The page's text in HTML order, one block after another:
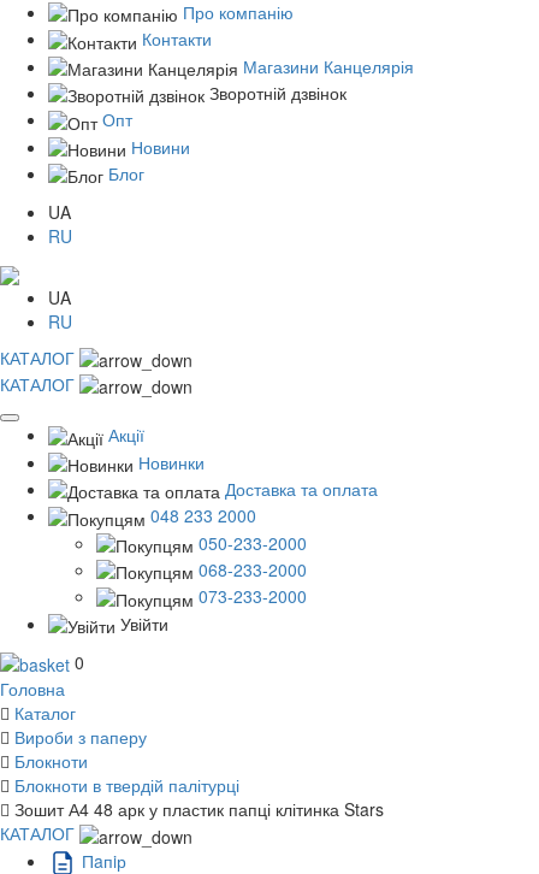
Про компанію
Контакти
Магазини Канцелярія
Зворотній дзвінок
Опт
Новини
Блог
UA
RU
UA
RU
КАТАЛОГ
КАТАЛОГ
Акції
Новинки
Доставка та оплата
048 233 2000
050-233-2000
068-233-2000
073-233-2000
Увійти
0
Головна
Каталог
Вироби з паперу
Блокноти
Блокноти в твердій палітурці
Зошит А4 48 арк у пластик папці клітинка Stars
КАТАЛОГ
Пaпiр